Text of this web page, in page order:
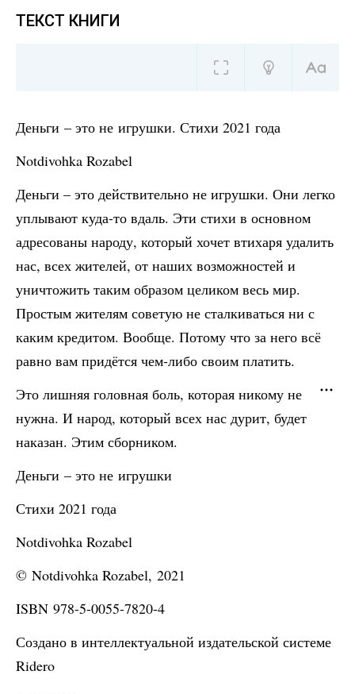
ТЕКСТ КНИГИ
Деньги – это не игрушки. Стихи 2021 года
Notdivohka Rozabel
Деньги – это действительно не игрушки. Они легко
уплывают куда-то вдаль. Эти стихи в основном
адресованы народу, который хочет втихаря удалить
нас, всех жителей, от наших возможностей и
уничтожить таким образом целиком весь мир.
Простым жителям советую не сталкиваться ни с
каким кредитом. Вообще. Потому что за него всё
равно вам придётся чем-либо своим платить.
Это лишняя головная боль, которая никому не
нужна. И народ, который всех нас дурит, будет
наказан. Этим сборником.
Деньги – это не игрушки
Стихи 2021 года
Notdivohka Rozabel
© Notdivohka Rozabel, 2021
ISBN 978-5-0055-7820-4
Создано в интеллектуальной издательской системе
Ridero